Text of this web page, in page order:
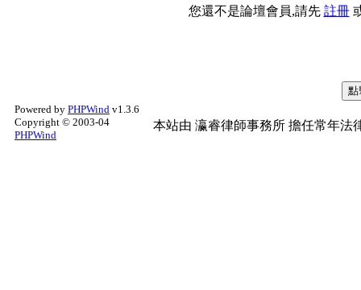
您還不是論壇會員,請先 註冊
Powered by PHPWind v1.3.6
Copyright © 2003-04
PHPWind
本站由 瀛睿律師事務所 擔任常年法